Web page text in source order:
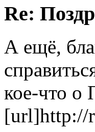
Re:
А ещё,
кое-что о
[url]http://